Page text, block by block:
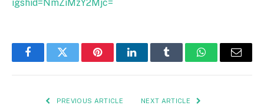
igshid=NmZiMzY2Mjc=
FacebookTwitter PinterestLinkedInTumblr WhatsAppEmail
PREVIOUS ARTICLE NEXT ARTICLE